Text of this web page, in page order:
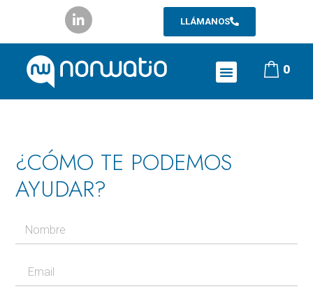
LLÁMANOS
0
¿CÓMO TE PODEMOS
AYUDAR?